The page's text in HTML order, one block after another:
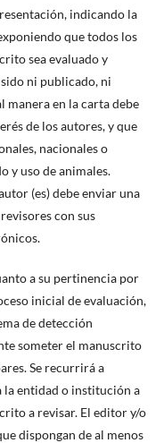
indicando la
que todos los
sea evaluado y
ni publicado, ni
manera en la carta debe
de los autores, y que
nacionales o
y uso de animales.
(es) debe enviar una
con sus
a su pertinencia por
inicial de evaluación,
de detección
someter el manuscrito
Se recurrirá a
la entidad o institución a
a revisar. El editor y/o
dispongan de al menos